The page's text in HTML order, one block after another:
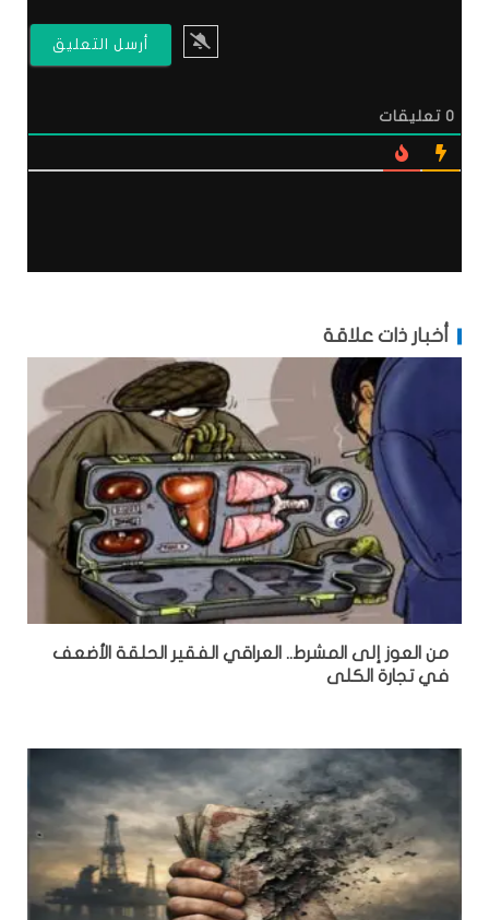
0 تعليقات
أخبار ذات علاقة
من العوز إلى المشرط.. العراقي الفقير الحلقة الأضعف
في تجارة الكلى